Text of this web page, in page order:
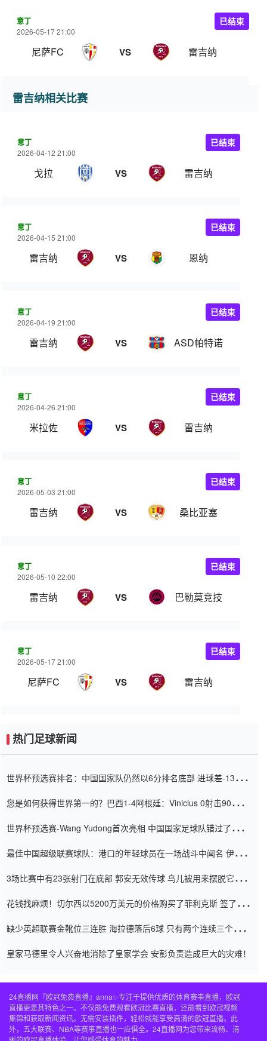
意丁
2026-05-17 21:00
尼萨FC VS 雷吉纳
已结束
雷吉纳相关比赛
意丁
2026-04-12 21:00
戈拉 VS 雷吉纳
已结束
意丁
2026-04-15 21:00
雷吉纳 VS 恩纳
已结束
意丁
2026-04-19 21:00
雷吉纳 VS ASD帕特诺
已结束
意丁
2026-04-26 21:00
米拉佐 VS 雷吉纳
已结束
意丁
2026-05-03 21:00
雷吉纳 VS 桑比亚塞
已结束
意丁
2026-05-10 22:00
雷吉纳 VS 巴勒莫竞技
已结束
意丁
2026-05-17 21:00
尼萨FC VS 雷吉纳
已结束
热门足球新闻
世界杯预选赛排名：中国国家队仍然以6分排名底部 进球差-13令人
您是如何获得世界第一的？巴西1-4阿根廷：Vinicius 0射击90分钟
世界杯预选赛-Wang Yudong首次亮相 中国国家足球队错过了世界
最佳中国超级联赛球队：港口的年轻球员在一场战斗中闻名 伊万放
3场比赛中有23张射门在底部 郭安无效传球 鸟儿被用来摆脱它
花钱找麻烦！切尔西以5200万美元的价格购买了菲利克斯 签了7年
缺少英超联赛金靴位三连胜 海拉德落后6球 只有两个连续三个连续
皇家马德里令人兴奋地消除了皇家学会 安彭负责造成巨大的灾难！
24直播网『欧冠免费直播』anna✨专注于提供优质的体育赛事直播，欧冠
直播更是其特色之一。不仅能免费观看欧冠比赛直播，还能看到欧冠视频
集锦和获取新闻资讯。无需安装插件，轻松就能享受高清的欧冠直播。此
外，五大联赛、NBA等赛事直播也一应俱全。24直播网为您带来流畅、清